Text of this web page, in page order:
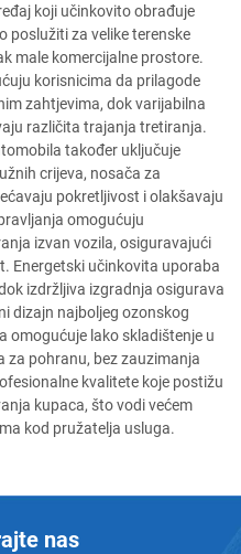
koji učinkovito obrađuje
poslužiti za velike terenske
male komercijalne prostore.
korisnicima da prilagode
zahtjevima, dok varijabilna
različita trajanja tretiranja.
također uključuje
crijeva, nosača za
pokretljivost i olakšavaju
omogućuju
izvan vozila, osiguravajući
Energetski učinkovita uporaba
izdržljiva izgradnja osigurava
dizajn najboljeg ozonskog
omogućuje lako skladištenje u
za pohranu, bez zauzimanja
kvalitete koje postižu
kupaca, što vodi većem
kod pružatelja usluga.
nas